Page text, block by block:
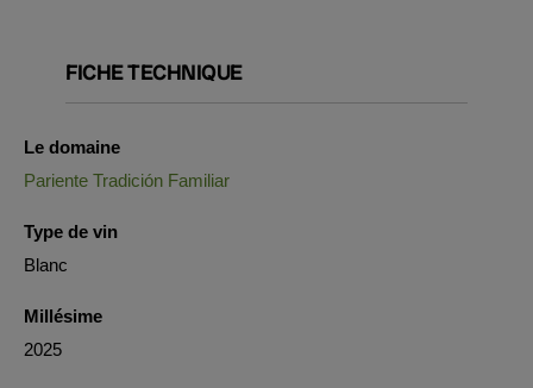
FICHE TECHNIQUE
Le domaine
Pariente Tradición Familiar
Type de vin
Blanc
Millésime
2025